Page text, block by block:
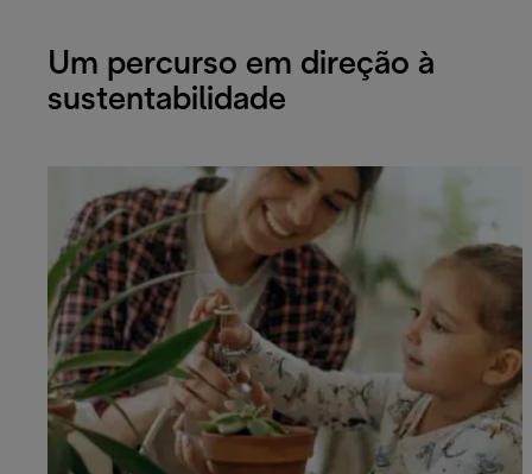
Um percurso em direção à
sustentabilidade